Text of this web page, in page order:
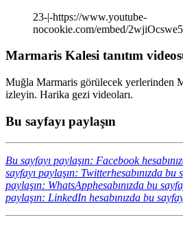
23-|-https://www.youtube-
nocookie.com/embed/
Marmaris Kalesi tanıtım
Muğla Marmaris görülecek yerlerinden
izleyin. Harika gezi videoları.
Bu sayfayı paylaşın
Bu sayfayı paylaşın: Facebook
sayfayı paylaşın: Twitterhesabınızda bu
paylaşın: WhatsApphesabınızda bu
paylaşın: LinkedIn hesabınızda bu